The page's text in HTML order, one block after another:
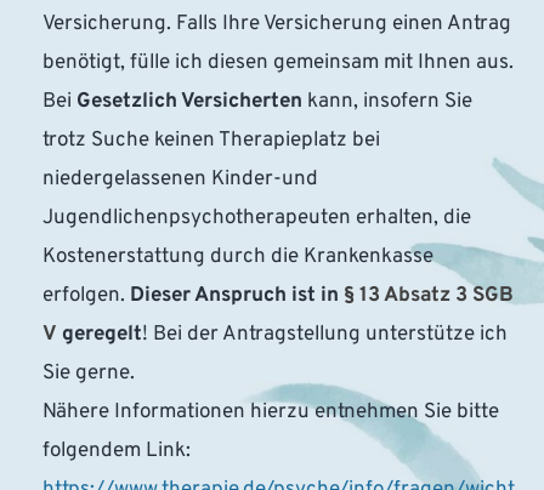
Versicherung. Falls Ihre Versicherung einen Antrag
benötigt, fülle ich diesen gemeinsam mit Ihnen aus.
Bei Gesetzlich Versicherten kann, insofern Sie
trotz Suche keinen Therapieplatz bei
niedergelassenen Kinder-und
Jugendlichenpsychotherapeuten erhalten, die
Kostenerstattung durch die Krankenkasse
erfolgen. Dieser Anspruch ist in § 13 Absatz 3 SGB
V geregelt! Bei der Antragstellung unterstütze ich
Sie gerne.
Nähere Informationen hierzu entnehmen Sie bitte